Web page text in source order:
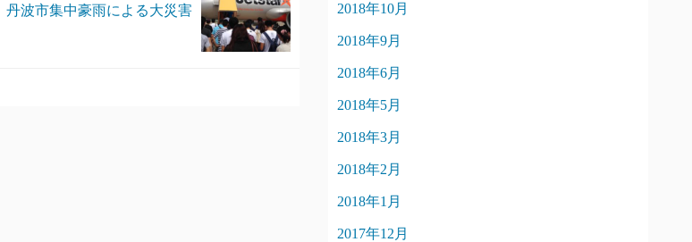
丹波市集中豪雨による大災害 2018年10月
2018年9月
2018年6月
2018年5月
2018年3月
2018年2月
2018年1月
2017年12月